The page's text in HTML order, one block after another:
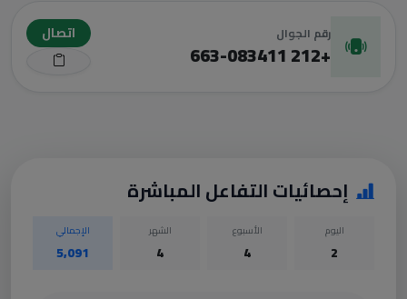
رقم الجوال
+212 663-083411
اتصال
إحصائيات التفاعل المباشرة
اليوم
2
الأسبوع
4
الشهر
4
الإجمالي
5,091